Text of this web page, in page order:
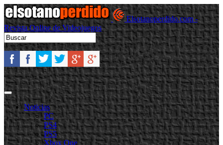
Elsotanoperdido.com -
Revista Online de Videojuegos
Noticias
PC
PS4
PS5
Xbox One